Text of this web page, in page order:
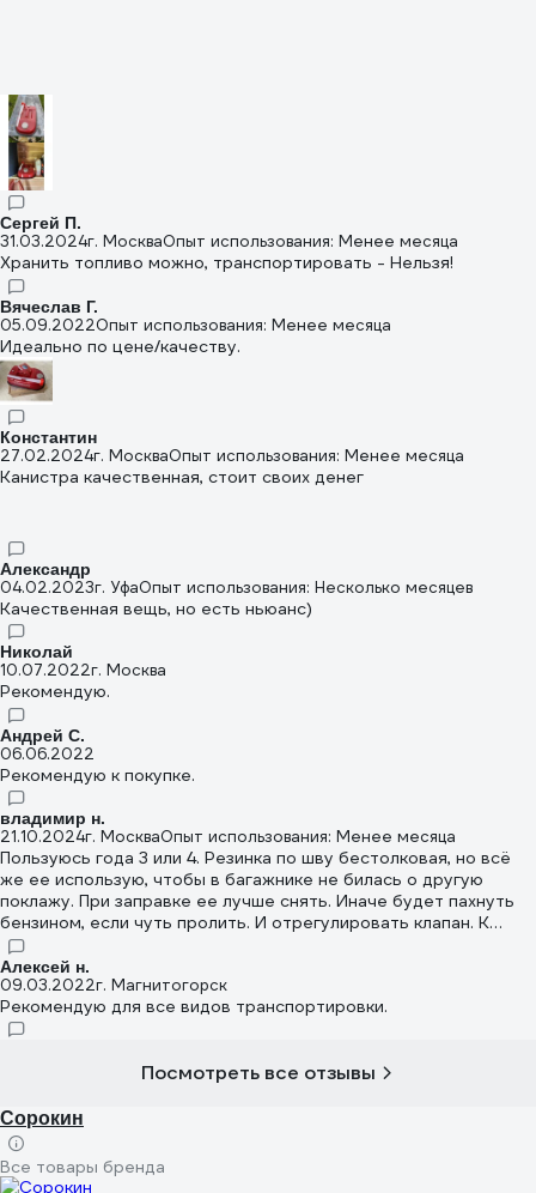
Сергей П.
31.03.2024г. МоскваОпыт использования: Менее месяца
Хранить топливо можно, транспортировать - Нельзя!
Вячеслав Г.
05.09.2022Опыт использования: Менее месяца
Идеально по цене/качеству.
Константин
27.02.2024г. МоскваОпыт использования: Менее месяца
Канистра качественная, стоит своих денег
Александр
04.02.2023г. УфаОпыт использования: Несколько месяцев
Качественная вещь, но есть ньюанс)
Николай
10.07.2022г. Москва
Рекомендую.
Андрей С.
06.06.2022
Рекомендую к покупке.
владимир н.
21.10.2024г. МоскваОпыт использования: Менее месяца
Пользуюсь года 3 или 4. Резинка по шву бестолковая, но всё
же ее использую, чтобы в багажнике не билась о другую
поклажу. При заправке ее лучше снять. Иначе будет пахнуть
бензином, если чуть пролить. И отрегулировать клапан. К
комплексному шлангу приноровился, ничего не пролевается.
Алексей н.
09.03.2022г. Магнитогорск
Рекомендую для все видов транспортировки.
Посмотреть все отзывы
Сорокин
Все товары бренда